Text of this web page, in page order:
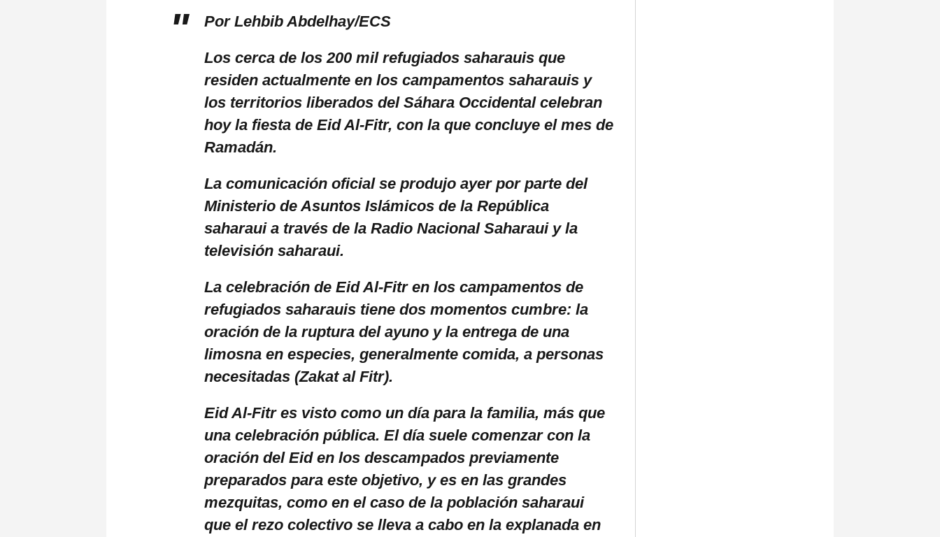
Por Lehbib Abdelhay/ECS
Los cerca de los 200 mil refugiados saharauis que
residen actualmente en los campamentos saharauis y
los territorios liberados del Sáhara Occidental celebran
hoy la fiesta de Eid Al-Fitr, con la que concluye el mes de
Ramadán.
La comunicación oficial se produjo ayer por parte del
Ministerio de Asuntos Islámicos de la República
saharaui a través de la Radio Nacional Saharaui y la
televisión saharaui.
La celebración de Eid Al-Fitr en los campamentos de
refugiados saharauis tiene dos momentos cumbre: la
oración de la ruptura del ayuno y la entrega de una
limosna en especies, generalmente comida, a personas
necesitadas (Zakat al Fitr).
Eid Al-Fitr es visto como un día para la familia, más que
una celebración pública. El día suele comenzar con la
oración del Eid en los descampados previamente
preparados para este objetivo, y es en las grandes
mezquitas, como en el caso de la población saharaui
que el rezo colectivo se lleva a cabo en la explanada en